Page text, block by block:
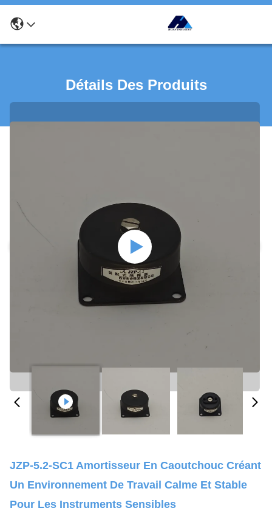
Détails Des Produits
JZP-5.2-SC1 Amortisseur En Caoutchouc Créant
Un Environnement De Travail Calme Et Stable
Pour Les Instruments Sensibles